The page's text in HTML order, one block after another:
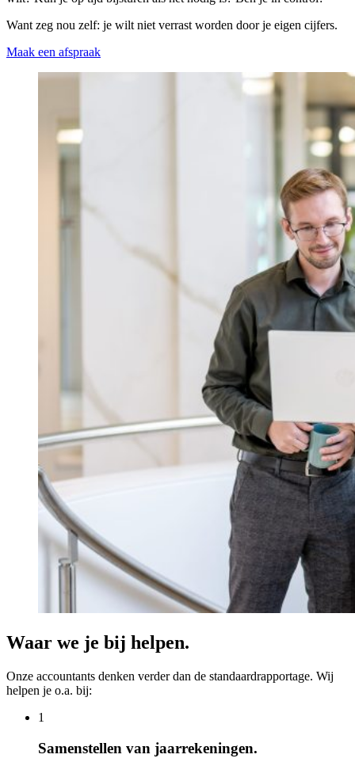
Want zeg nou zelf: je wilt niet verrast worden door je eigen cijfers.
Maak een afspraak
Waar we je bij helpen.
Onze accountants denken verder dan de standaardrapportage. Wij
helpen je o.a. bij:
1
Samenstellen van jaarrekeningen.